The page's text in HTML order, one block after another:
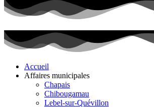
Accueil
Affaires municipales
Chapais
Chibougamau
Lebel-sur-Quévillon